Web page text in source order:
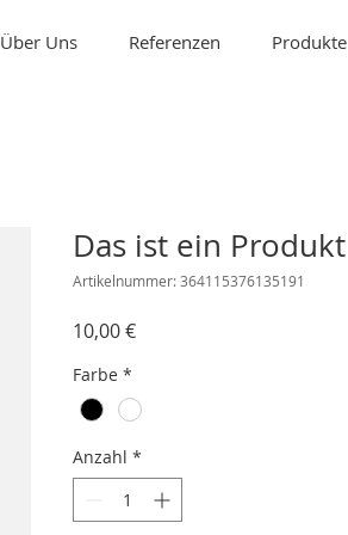
Über Uns Referenzen Produkte
Das ist ein Produkt
Artikelnummer: 364115376135191
10,00 €Preis
Farbe *
Anzahl *